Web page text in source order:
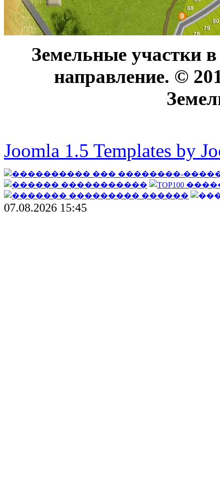
Земельные участки
направление. ©
Joomla 1.5 Templates by
07.08.2026 15:45